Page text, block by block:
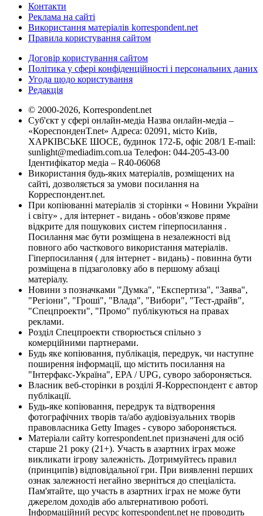
Контакти
Реклама на сайті
Використання матеріалів korrespondent.net
Правила користування сайтом
Договір користування сайтом
Політика у сфері конфіденційності і персональних даних
Угода щодо користування
Редакція
© 2000-2026, Korrespondent.net
Суб'єкт у сфері онлайн-медіа Назва онлайн-медіа –
«КореспонденТ.net» Адреса: 02091, місто Київ,
ХАРКІВСЬКЕ ШОСЕ, будинок 172-Б, офіс 208/1 E-mail:
sunlight@mediadim.com.ua Телефон: 044-205-43-00
Ідентифікатор медіа – R40-06068
Використання будь-яких матеріалів, розміщених на
сайті, дозволяється за умови посилання на
Корреспондент.net.
При копіюванні матеріалів зі сторінки « Новини України
і світу» , для інтернет - видань - обов'язкове пряме
відкрите для пошукових систем гіперпосилання .
Посилання має бути розміщена в незалежності від
повного або часткового використання матеріалів.
Гіперпосилання ( для інтернет - видань) - повинна бути
розміщена в підзаголовку або в першому абзаці
матеріалу.
Новини з позначками "Думка", "Експертиза", "Заява",
"Регіони", "Гроші", "Влада", "Вибори", "Тест-драйв",
"Спецпроекти", "Промо" публікуються на правах
реклами.
Розділ Спецпроекти створюється спільно з
комерційними партнерами.
Будь яке копіювання, публікація, передрук, чи наступне
поширення інформації, що містить посилання на
"Інтерфакс-Україна", EPA / UPG, суворо забороняється.
Власник веб-сторінки в розділі Я-Корреспондент є автор
публікації.
Будь-яке копіювання, передрук та відтворення
фотографічних творів та/або аудіовізуальних творів
правовласника Getty Images - суворо забороняється.
Матеріали сайту korrespondent.net призначені для осіб
старше 21 року (21+). Участь в азартних іграх може
викликати ігрову залежність. Дотримуйтесь правил
(принципів) відповідальної гри. При виявленні перших
ознак залежності негайно зверніться до спеціаліста.
Пам'ятайте, що участь в азартних іграх не може бути
джерелом доходів або альтернативою роботі.
Інформаційний ресурс korrespondent.net не проводить